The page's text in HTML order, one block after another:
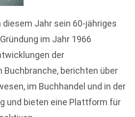
Jahr sein 60-jähriges
im Jahr 1966
der
berichten über
im Buchhandel und in der
und bieten eine Plattform für